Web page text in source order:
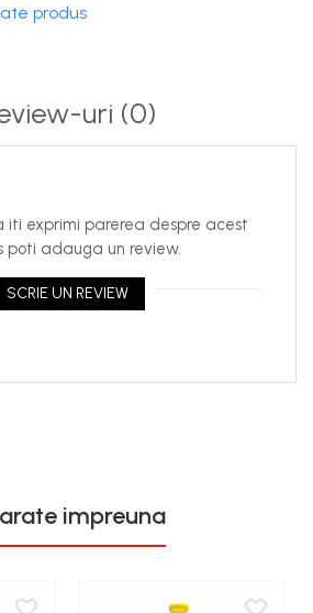
produs
uri (0)
iti exprimi parerea despre acest
poti adauga un review.
SCRIE UN REVIEW
impreuna